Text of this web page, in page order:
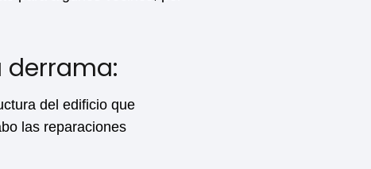
derrama:
del edificio que
las reparaciones